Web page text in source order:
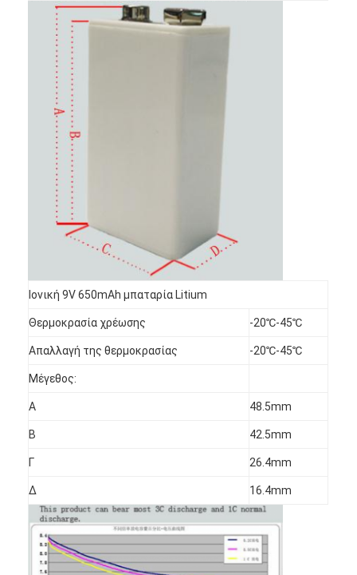
Προϊόντα
Περίπου εμείς
Ιονική 9V 650mAh μπαταρία Litium
Θερμοκρασία χρέωσης -20℃-45℃
Απαλλαγή της θερμοκρασίας -20℃-45℃
Μέγεθος:
Α 48.5mm
Β 42.5mm
Γ 26.4mm
Δ 16.4mm